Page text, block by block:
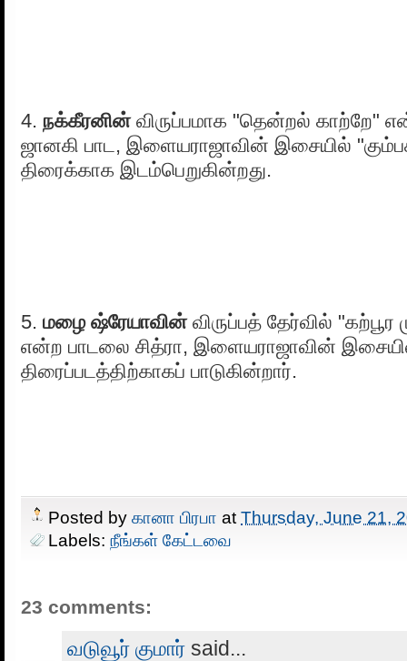
4. நக்கீரனின்விருப்பமாக "தென்றல் காற்றே"
ஜானகி பாட, இளையராஜாவின் இசையில்
திரைக்காக இடம்பெறுகின்றது.
5. மழை ஷ்ரேயாவின்விருப்பத் தேர்வில்
என்ற பாடலை சித்ரா, இளையராஜாவின்
திரைப்படத்திற்காகப் பாடுகின்றார்.
Posted by கானா பிரபா at Thursday, June 21,
Labels: நீங்கள் கேட்டவை
23 comments:
வடுவூர் குமார் said...